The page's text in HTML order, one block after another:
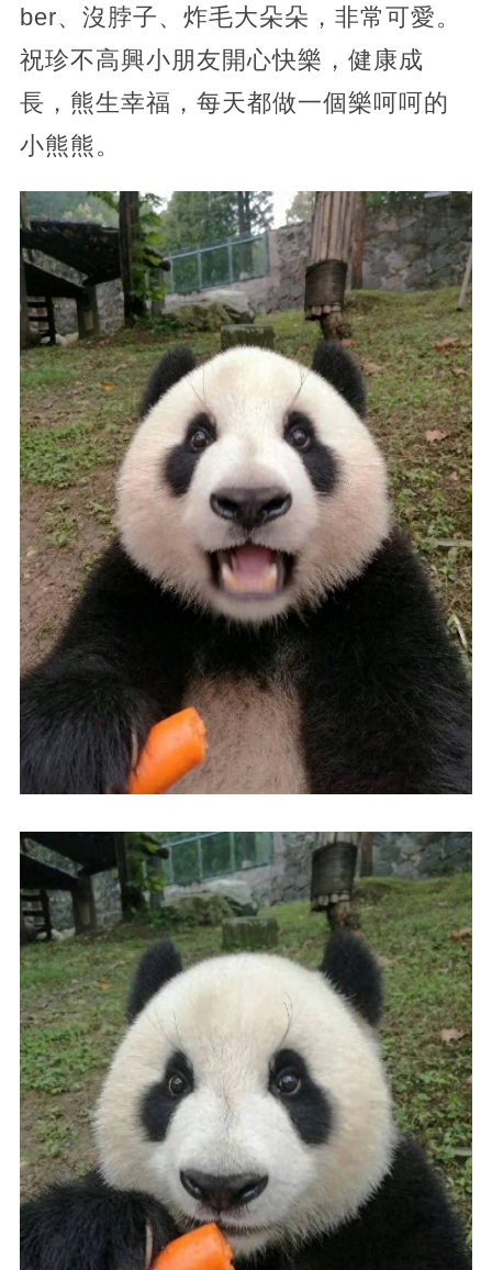
ber、沒脖子、炸毛大朵朵，非常可愛。
祝珍不高興小朋友開心快樂，健康成
長，熊生幸福，每天都做一個樂呵呵的
小熊熊。